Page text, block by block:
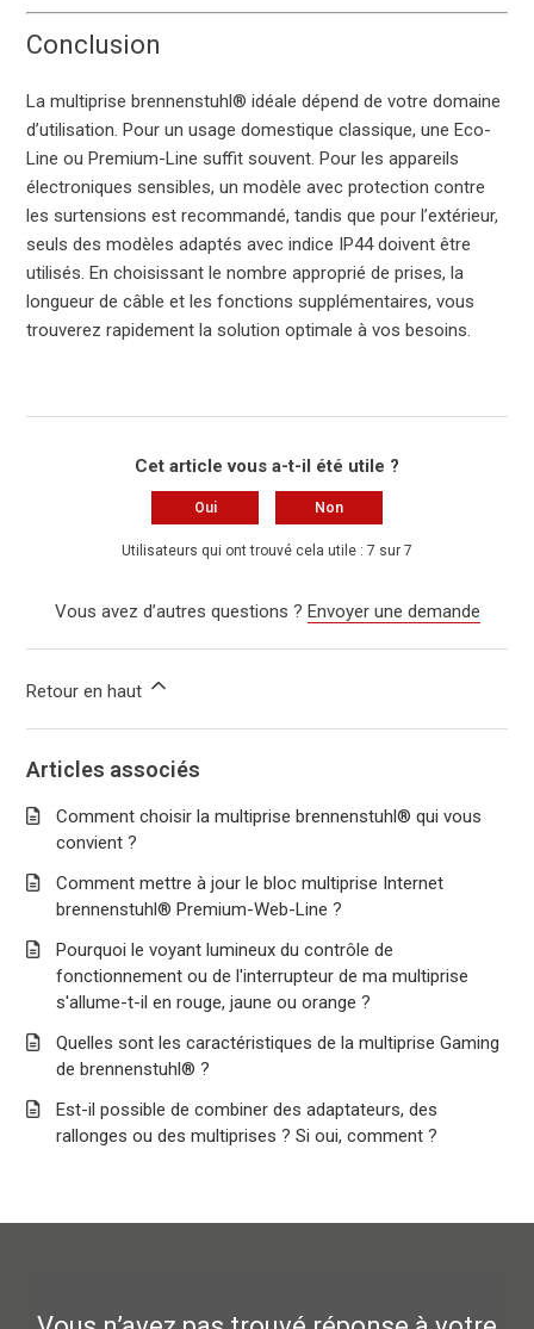
Conclusion
La multiprise brennenstuhl® idéale dépend de votre domaine
d’utilisation. Pour un usage domestique classique, une Eco-
Line ou Premium-Line suffit souvent. Pour les appareils
électroniques sensibles, un modèle avec protection contre
les surtensions est recommandé, tandis que pour l’extérieur,
seuls des modèles adaptés avec indice IP44 doivent être
utilisés. En choisissant le nombre approprié de prises, la
longueur de câble et les fonctions supplémentaires, vous
trouverez rapidement la solution optimale à vos besoins.
Cet article vous a-t-il été utile ?
Oui Non
Utilisateurs qui ont trouvé cela utile : 7 sur 7
Vous avez d’autres questions ? Envoyer une demande
Retour en haut
Articles associés
Comment choisir la multiprise brennenstuhl® qui vous
convient ?
Comment mettre à jour le bloc multiprise Internet
brennenstuhl® Premium-Web-Line ?
Pourquoi le voyant lumineux du contrôle de
fonctionnement ou de l'interrupteur de ma multiprise
s'allume-t-il en rouge, jaune ou orange ?
Quelles sont les caractéristiques de la multiprise Gaming
de brennenstuhl® ?
Est-il possible de combiner des adaptateurs, des
rallonges ou des multiprises ? Si oui, comment ?